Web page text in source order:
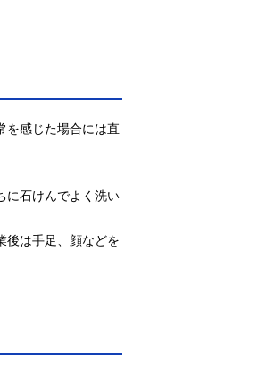
を感じた場合には直
に石けんでよく洗い
後は手足、顔などを